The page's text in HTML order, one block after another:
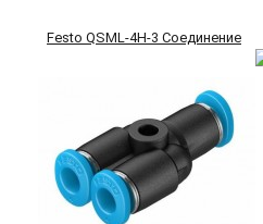
Festo QSML-4H-3 Соединение